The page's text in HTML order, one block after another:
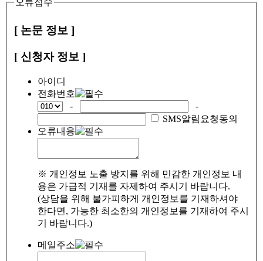
[ 논문 정보 ]
[ 신청자 정보 ]
아이디
전화번호
-
-
SMS알림요청동의
오류내용
※ 개인정보 노출 방지를 위해 민감한 개인정보 내
용은 가급적 기재를 자제하여 주시기 바랍니다.
(상담을 위해 불가피하게 개인정보를 기재하셔야
한다면, 가능한 최소한의 개인정보를 기재하여 주시
기 바랍니다.)
메일주소